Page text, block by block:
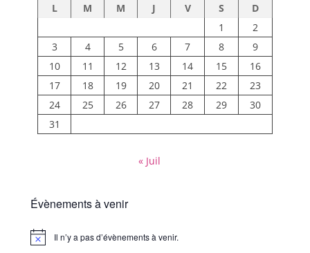
L M M J V S
D
1
2
3
4 5 6 7 8
9
10
11 12 13 14 15
16
17
18 19 20 21 22
23
24
25 26 27 28 29
30
31
« Juil
Évènements à venir
Notice Il n’y a pas d’évènements à venir.